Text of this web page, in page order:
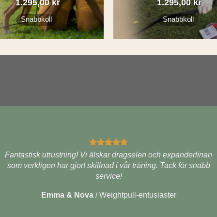
Snabbkoll Snabbkoll
Fantastisk utrustning! Vi älskar dragselen och expanderlinan
som verkligen har gjort skillnad i vår träning. Tack för snabb
service!
Emma & Nova /Weightpull-entusiaster